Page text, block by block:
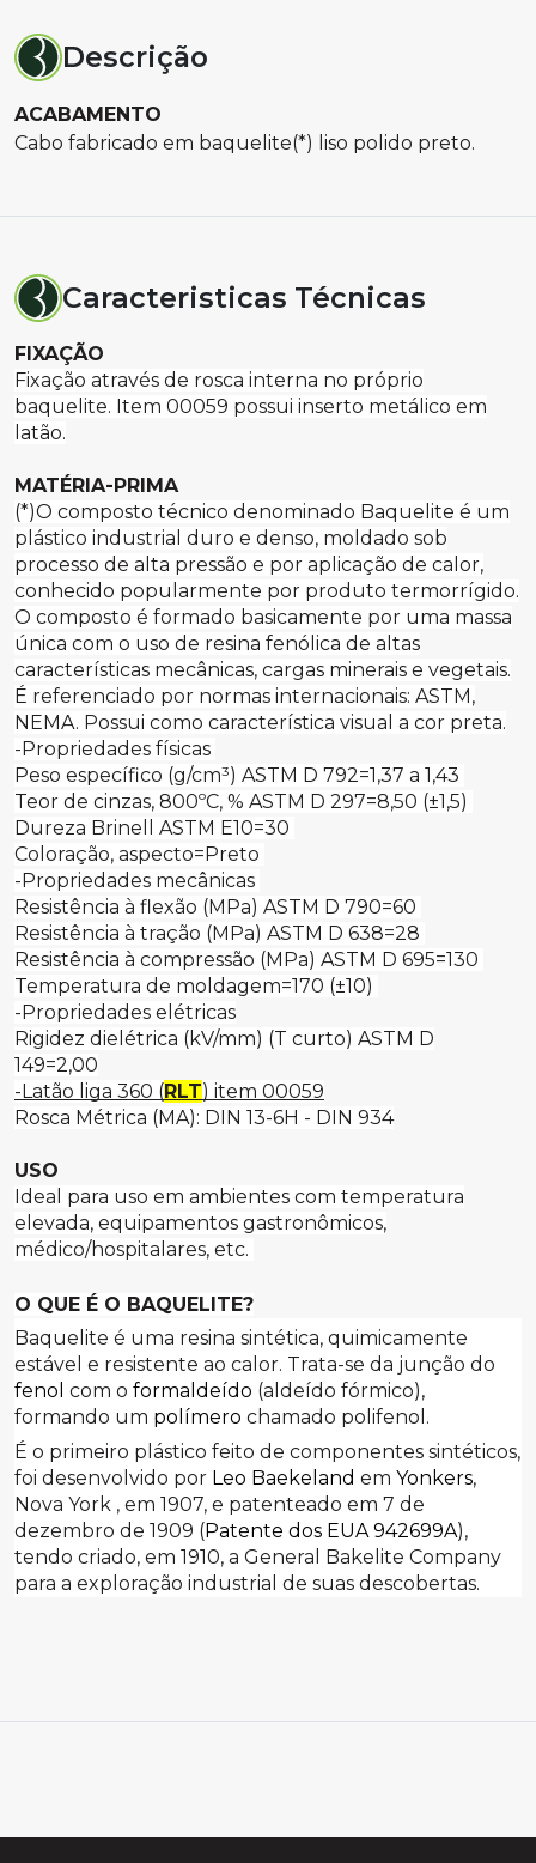
Descrição
ACABAMENTO
Cabo fabricado em baquelite(*) liso polido preto.
Caracteristicas Técnicas
FIXAÇÃO
Fixação através de rosca interna no próprio
baquelite. Item 00059 possui inserto metálico em
latão.
MATÉRIA-PRIMA
(*)O composto técnico denominado Baquelite é um
plástico industrial duro e denso, moldado sob
processo de alta pressão e por aplicação de calor,
conhecido popularmente por produto termorrígido.
O composto é formado basicamente por uma massa
única com o uso de resina fenólica de altas
características mecânicas, cargas minerais e vegetais.
É referenciado por normas internacionais: ASTM,
NEMA. Possui como característica visual a cor preta.
-Propriedades físicas
Peso específico (g/cm³) ASTM D 792=1,37 a 1,43
Teor de cinzas, 800ºC, % ASTM D 297=8,50 (±1,5)
Dureza Brinell ASTM E10=30
Coloração, aspecto=Preto
-Propriedades mecânicas
Resistência à flexão (MPa) ASTM D 790=60
Resistência à tração (MPa) ASTM D 638=28
Resistência à compressão (MPa) ASTM D 695=130
Temperatura de moldagem=170 (±10)
-Propriedades elétricas
Rigidez dielétrica (kV/mm) (T curto) ASTM D
149=2,00
-Latão liga 360 (RLT) item 00059
Rosca Métrica (MA): DIN 13-6H - DIN 934
USO
Ideal para uso em ambientes com temperatura
elevada, equipamentos gastronômicos,
médico/hospitalares, etc.
O QUE É O BAQUELITE?
Baquelite é uma resina sintética, quimicamente
estável e resistente ao calor. Trata-se da junção do
fenol com o formaldeído (aldeído fórmico),
formando um polímero chamado polifenol.
É o primeiro plástico feito de componentes sintéticos,
foi desenvolvido por Leo Baekeland em Yonkers,
Nova York , em 1907, e patenteado em 7 de
dezembro de 1909 (Patente dos EUA 942699A),
tendo criado, em 1910, a General Bakelite Company
para a exploração industrial de suas descobertas.